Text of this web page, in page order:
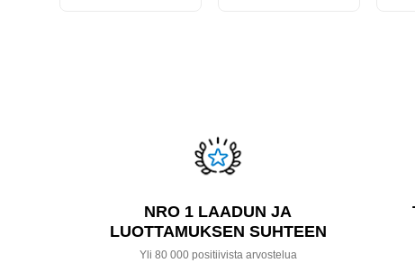
NRO 1 LAADUN JA
LUOTTAMUKSEN SUHTEEN
Yli 80 000 positiivista arvostelua